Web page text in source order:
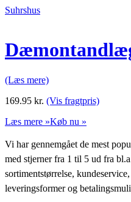
Suhrshus
(Læs mere)
169.95 kr. (Vis fragtpris)
Læs mere »Køb nu »
Vi har gennemgået de mest
med stjerner fra 1 til 5 ud fra
sortimentstørrelse,
leveringsformer og